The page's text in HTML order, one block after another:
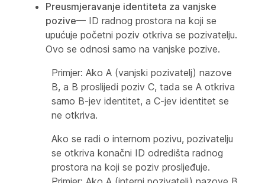
Preusmjeravanje identiteta za vanjske
pozive— ID radnog prostora na koji se
upućuje početni poziv otkriva se pozivatelju.
Ovo se odnosi samo na vanjske pozive.
Primjer: Ako A (vanjski pozivatelj) nazove
B, a B proslijedi poziv C, tada se A otkriva
samo B-jev identitet, a C-jev identitet se
ne otkriva.
Ako se radi o internom pozivu, pozivatelju
se otkriva konačni ID odredišta radnog
prostora na koji se poziv prosljeđuje.